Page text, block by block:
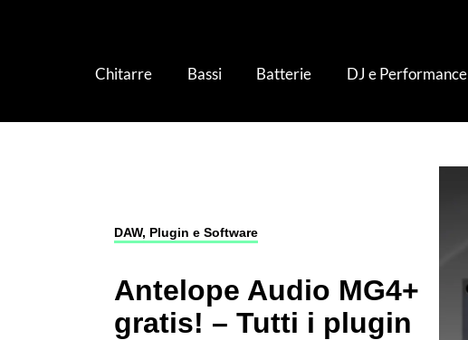
Chitarre Bassi Batterie DJ e Performance
DAW, Plugin e Software
Antelope Audio MG4+
gratis! – Tutti i plugin